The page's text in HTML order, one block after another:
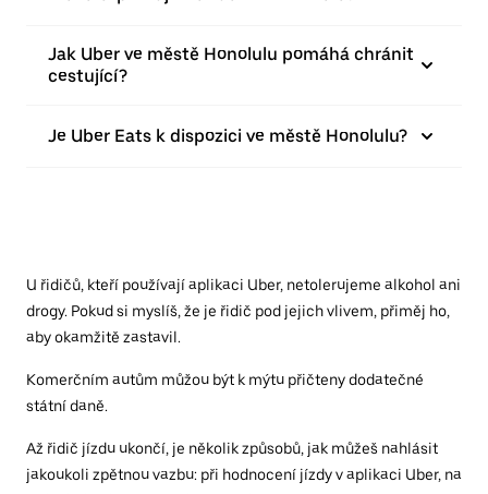
Jak Uber ve městě Honolulu pomáhá chránit
cestující?
Je Uber Eats k dispozici ve městě Honolulu?
U řidičů, kteří používají aplikaci Uber, netolerujeme alkohol ani
drogy. Pokud si myslíš, že je řidič pod jejich vlivem, přiměj ho,
aby okamžitě zastavil.
Komerčním autům můžou být k mýtu přičteny dodatečné
státní daně.
Až řidič jízdu ukončí, je několik způsobů, jak můžeš nahlásit
jakoukoli zpětnou vazbu: při hodnocení jízdy v aplikaci Uber, na